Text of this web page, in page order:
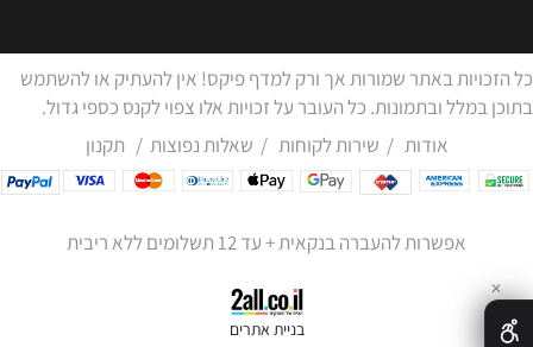
כל הזכויות באתר שמורות אך ורק למדף פיקס! אין להעתיק או להשתמש
בתוכן במלל ובתמונות. כל העובר על זכויות אלו צפוי לקנס כספי גדול.
אודות / שירות לקוחות / שאלות נפוצות / תקנון
אפשרות להעברה בנקאית + עד 12 תשלומים ללא ריבית
בניית אתרים
✕